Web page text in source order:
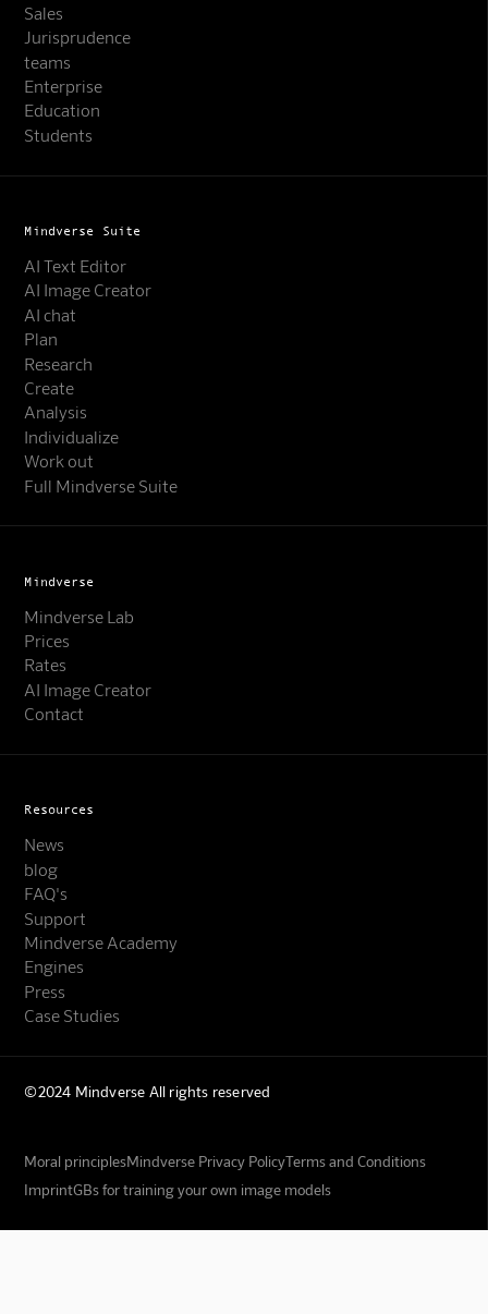
Sales
Jurisprudence
teams
Enterprise
Education
Students
Mindverse Suite
AI Text Editor
AI Image Creator
AI chat
Plan
Research
Create
Analysis
Individualize
Work out
Full Mindverse Suite
Mindverse
Mindverse Lab
Prices
Rates
AI Image Creator
Contact
Resources
News
blog
FAQ's
Support
Mindverse Academy
Engines
Press
Case Studies
©2024 Mindverse All rights reserved
Moral principlesMindverse Privacy PolicyTerms and Conditions
ImprintGBs for training your own image models